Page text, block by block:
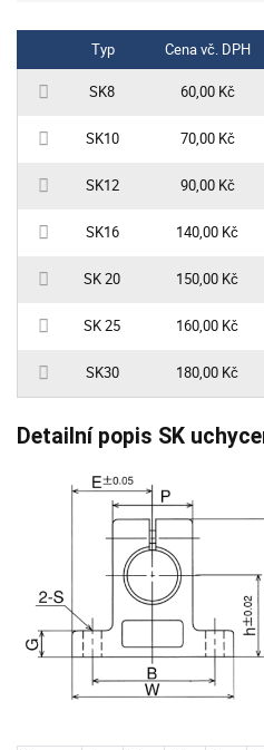
Typ Cena vč. DPH
SK8 60,00 Kč
SK10 70,00 Kč
SK12 90,00 Kč
SK16 140,00 Kč
SK 20 150,00 Kč
SK 25 160,00 Kč
SK30 180,00 Kč
Detailní popis SK